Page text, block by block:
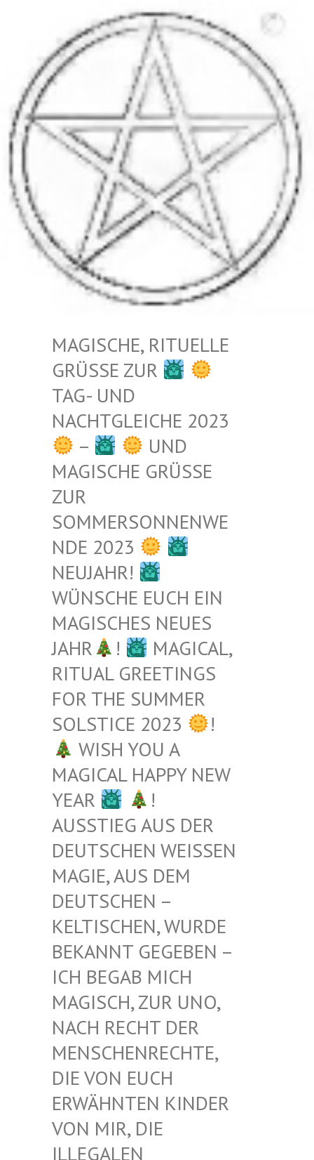
MAGISCHE, RITUELLE
GRÜSSE ZUR
TAG- UND
NACHTGLEICHE 2023
–
UND
MAGISCHE GRÜSSE Z
UR S
OMMERSONNENWEN
DE 2023
NEUJAHR!
WÜNSCHE EUCH EIN
MAGISCHES NEUES
JAHR
!
MAGICAL,
RITUAL GREETINGS
FOR THE SUMMER
SOLSTICE 2023
!
WISH YOU A
MAGICAL HAPPY NEW
YEAR
!
AUSSTIEG AUS DER
DEUTSCHEN WEISSEN M
AGIE, AUS DEM D
EUTSCHEN – K
ELTISCHEN, WURDE B
EKANNT GEGEBEN – I
CH BEGAB MICH M
AGISCH, ZUR UNO, N
ACH RECHT DER M
ENSCHENRECHTE, D
IE VON EUCH E
RWÄHNTEN KINDER V
ON MIR, DIE I
LLEGALEN M